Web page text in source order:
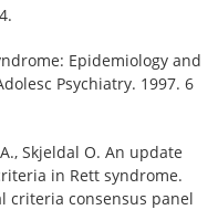
Epidemiology and
Psychiatry. 1997. 6
Skjeldal O. An update
in Rett syndrome.
criteria consensus panel